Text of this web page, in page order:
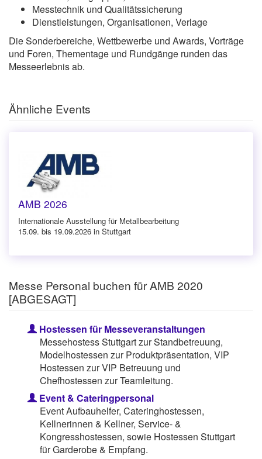
Messtechnik und Qualitätssicherung
Dienstleistungen, Organisationen, Verlage
Die Sonderbereiche, Wettbewerbe und Awards, Vorträge
und Foren, Thementage und Rundgänge runden das
Messeerlebnis ab.
Ähnliche Events
AMB 2026
Internationale Ausstellung für Metallbearbeitung
15.09. bis 19.09.2026 in Stuttgart
Messe Personal buchen für AMB 2020
[ABGESAGT]
Hostessen für Messeveranstaltungen
Messehostess Stuttgart zur Standbetreuung,
Modelhostessen zur Produktpräsentation, VIP
Hostessen zur VIP Betreuung und
Chefhostessen zur Teamleitung.
Event & Cateringpersonal
Event Aufbauhelfer, Cateringhostessen,
Kellnerinnen & Kellner, Service- &
Kongresshostessen, sowie Hostessen Stuttgart
für Garderobe & Empfang.